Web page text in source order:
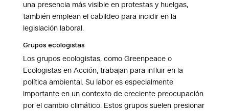
una presencia más visible en protestas y huelgas,
también emplean el cabildeo para incidir en la
legislación laboral.
Grupos ecologistas
Los grupos ecologistas, como Greenpeace o
Ecologistas en Acción, trabajan para influir en la
política ambiental. Su labor es especialmente
importante en un contexto de creciente preocupación
por el cambio climático. Estos grupos suelen presionar